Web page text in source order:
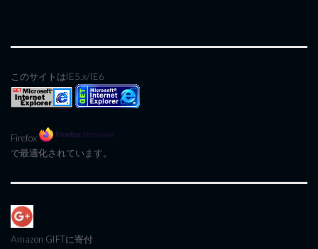
このサイトはIE5.x/IE6
Firefox
で最適化されています。
Amazon GIFTに寄付